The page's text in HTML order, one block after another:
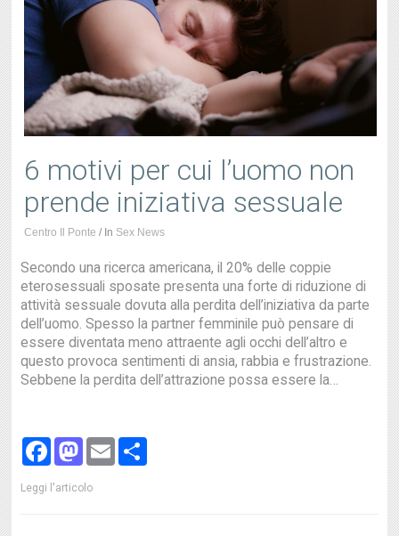
6 motivi per cui l’uomo non
prende iniziativa sessuale
Centro Il Ponte / In Sex News
Secondo una ricerca americana, il 20% delle coppie
eterosessuali sposate presenta una forte di riduzione di
attività sessuale dovuta alla perdita dell’iniziativa da parte
dell’uomo. Spesso la partner femminile può pensare di
essere diventata meno attraente agli occhi dell’altro e
questo provoca sentimenti di ansia, rabbia e frustrazione.
Sebbene la perdita dell’attrazione possa essere la…
Facebook
Mastodon
Email
Leggi l'articolo